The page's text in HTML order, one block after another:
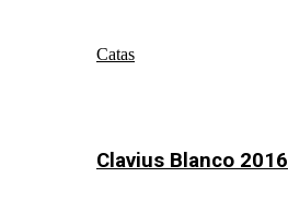
Catas
Clavius Blanco 2016